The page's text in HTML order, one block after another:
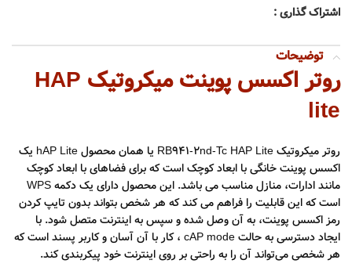
اشتراک گذاری :
توضیحات
روتر اکسس پوینت میکروتیک HAP
lite
روتر میکروتیک RB941-2nd-Tc HAP Lite یا همان محصول hAP Lite یک
اکسس پوینت خانگی با ابعاد کوچک است که برای فضاهای با ابعاد کوچک
مانند ادارات، منازل مناسب می باشد. این محصول دارای یک دکمه WPS
است که این قابلیت را فراهم می کند که هر شخص بتواند بدون تایپ کردن
رمز اکسس پوینت، به آن وصل شده و سپس به اینترنت متصل شود. با
ایجاد دسترسی به حالت cAP mode ، کار با آن آسان و کاربر پسند است که
هر شخصی می‌تواند آن را به راحتی بر روی اینترنت خود پیکربندی کند.